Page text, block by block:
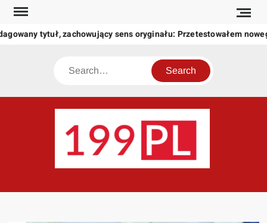
Skip
contenttytuł, zachowujący sens oryginału: Przetestowałem
Search
świat